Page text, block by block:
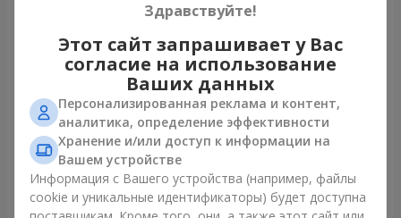
Букет "White happiness"
999 грн
Заказать
Букет "Розовый зефир"
Заказать
Здравствуйте!
Этот сайт запрашивает у Вас
согласие на использование
Ваших данных
Персонализированная реклама и контент,
аналитика, определение эффективности
Хранение и/или доступ к информации на
Вашем устройстве
Информация с Вашего устройства (например, файлы
cookie и уникальные идентификаторы) будет доступна